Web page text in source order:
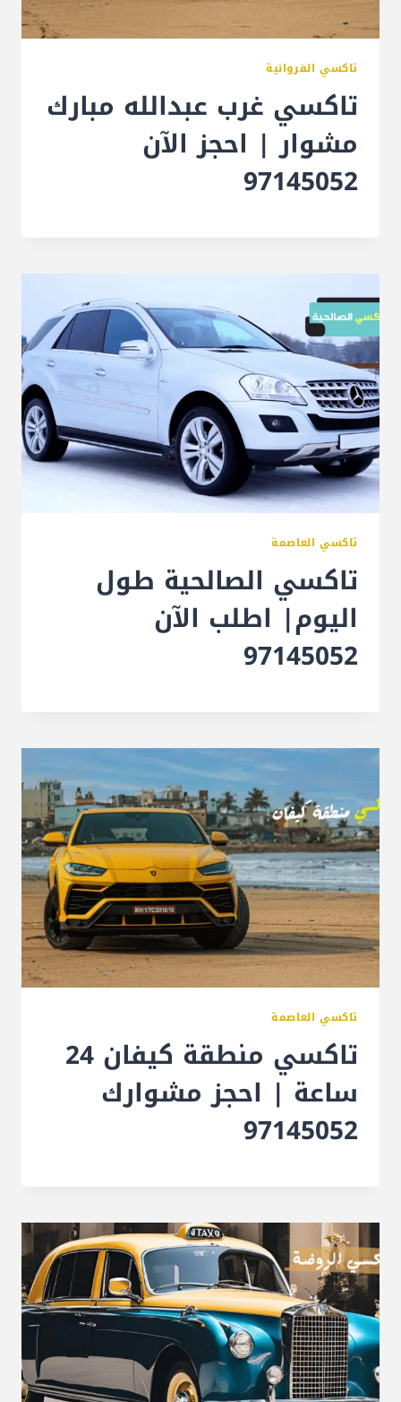
تاكسي الفروانية
تاكسي غرب عبدالله مبارك
مشوار | احجز الآن
97145052
تاكسي العاصمة
تاكسي الصالحية طول
اليوم| اطلب الآن
97145052
تاكسي العاصمة
تاكسي منطقة كيفان 24
ساعة | احجز مشوارك
97145052